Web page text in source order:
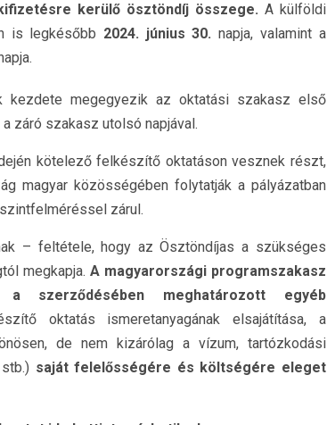
kerülő ösztöndíj összege. A külföldi
is legkésőbb 2024. június 30.napja, valamint a
kezdete megegyezik az oktatási szakasz első
záró szakasz utolsó napjával.
kötelező felkészítő oktatáson vesznek részt,
magyar közösségében folytatják a pályázatban
zárul.
– feltétele, hogy az Ösztöndíjas a szükséges
megkapja. A magyarországi programszakasz
szerződésében meghatározott egyéb
oktatás ismeretanyagának elsajátítása, a
de nem kizárólag a vízum, tartózkodási
saját felelősségére és költségére eleget